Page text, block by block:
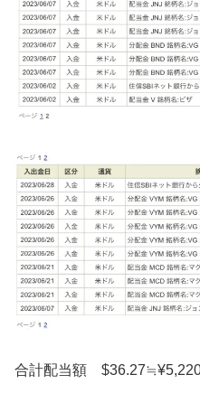
合計配当額